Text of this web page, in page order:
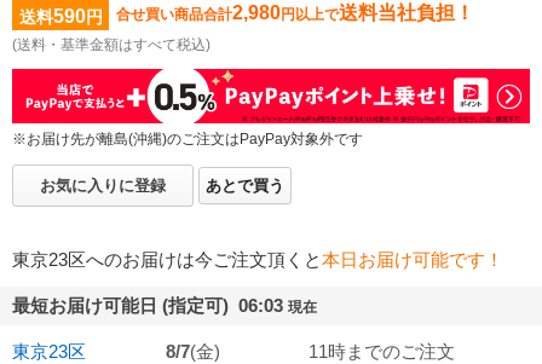
送料590円 合せ買い商品合計2,980円以上で送料当社負担！
(送料・基準金額はすべて税込)
※お届け先が離島(沖縄)のご注文はPayPay対象外です
お気に入りに登録 あとで買う
東京23区へのお届けは今ご注文頂くと本日お届け可能です！
最短お届け可能日 (指定可) 06:03 現在
東京23区 8/7(金)
11時までのご注文